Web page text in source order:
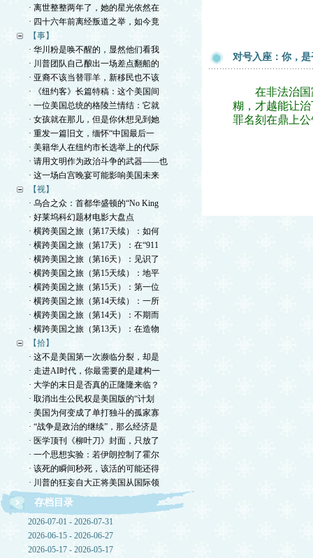
· 离世整整两年了，她的星光依然在
· 四十六年前离经叛道之举，如今竟
【事】
· 华川粉是唤不醒的，显然他们看我
· 川普团队自己酿出一场差点翻船的
· 亚裔不该当替罪羊，新移民也不该
· 《纽约客》长篇特稿：这个美国间
· 一位美国总统的格陵兰情结：它就
· 女孩就在那儿，但是你休想见到她
· 重发一篇旧文，缅怀“中国最后一
· 美籍华人在纽约市长选举上的代际
· 请用文明作为政治斗争的武器——也
· 这一场白宫晚宴可能影响美国未来
【视】
· 乌合之众：首都华盛顿的“No King
· 好莱坞科幻题材电影大盘点
· 横跨美国之旅（第17天续）：如何
· 横跨美国之旅（第17天）：在“911
· 横跨美国之旅（第16天）：见识了
· 横跨美国之旅（第15天续）：地平
· 横跨美国之旅（第15天）：第一位
· 横跨美国之旅（第14天续）：一所
· 横跨美国之旅（第14天）：不期而
· 横跨美国之旅（第13天）：在造物
【拾】
· 这不是美国第一次濒临分裂，却是
· 走进AI时代，你最需要的是建构一
· 大学的末日是否真的正隆隆来临？
· 取消出生公民权是美国版的“计划
· 美国为何变成了单打独斗的孤家寡
· “战争是政治的继续”，那么经济是
· 医学顶刊《柳叶刀》封面，只放了
· 一个思想实验：若伊朗控制了霍尔
· 该死的瞬间秒死，该活的可能还得
· 川普的狂妄自大正将美国从国际领
存档目录
2026-07-01 - 2026-07-31
2026-06-15 - 2026-06-27
2026-05-17 - 2026-05-17
对号入座：你，
在非法治国家
糊，才越能让
罪名刻在鼎上